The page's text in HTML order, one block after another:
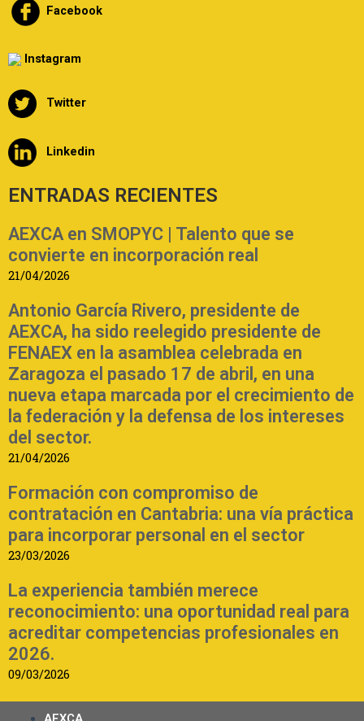
Facebook
Instagram
Twitter
Linkedin
ENTRADAS RECIENTES
AEXCA en SMOPYC | Talento que se
convierte en incorporación real
21/04/2026
Antonio García Rivero, presidente de
AEXCA, ha sido reelegido presidente de
FENAEX en la asamblea celebrada en
Zaragoza el pasado 17 de abril, en una
nueva etapa marcada por el crecimiento de
la federación y la defensa de los intereses
del sector.
21/04/2026
Formación con compromiso de
contratación en Cantabria: una vía práctica
para incorporar personal en el sector
23/03/2026
La experiencia también merece
reconocimiento: una oportunidad real para
acreditar competencias profesionales en
2026.
09/03/2026